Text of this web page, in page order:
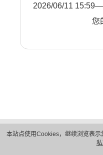
本站点使用Cookies，继续浏览表示
2026/06/11
您
隐